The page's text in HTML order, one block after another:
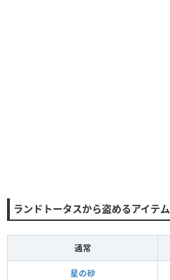
ランドトータスから盗めるアイテム
通常
星の砂